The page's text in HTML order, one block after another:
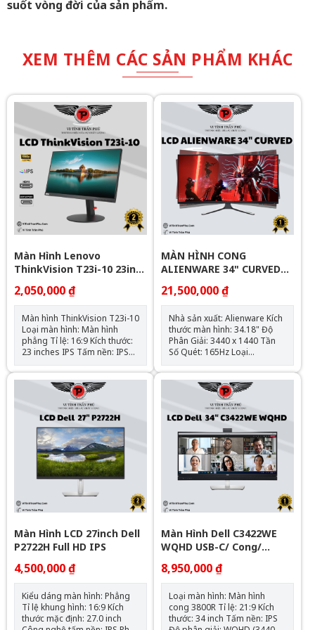
suốt vòng đời của sản phẩm.
XEM THÊM CÁC SẢN PHẨM KHÁC
Màn Hình Lenovo
ThinkVision T23i-10 23in
2,050,000 ₫
Màn hình ThinkVision T23i-10
Loại màn hình: Màn hình
phẳng Tỉ lệ: 16:9 Kích thước:
23 inches IPS Tấm nền: IPS
Độ phân giải: FHD (1920 x
1080) Tốc độ làm mới: 60Hz
Thời gian phản hồi: 4/6/14
Cổng kết nối: HDMI, VGA,
DisplayPort Góc
Nhìn: Ngang: 178° - Dọc: 178°
MÀN HÌNH CONG
ALIENWARE 34" CURVED
QD-OLED GAMING
MONITOR AW3423DWF
165HZ
21,500,000 ₫
Nhà sản xuất: Alienware Kích
thước màn hình: 34.18" Độ
Phân Giải: 3440 x 1440 Tần
Số Quét: 165Hz Loại
panel: QD-OLED Tỷ Lệ: 21:9
Màu Sắc: Đen Độ sáng: 1000
x 178° Ngang Đầu vào : 1x
HDMI; 2x DisplayPort 1.4 Bậc
HDR: HDR 400 Bán kính cong
: 1800R
Màn Hình LCD 27inch Dell
P2722H Full HD IPS
4,500,000 ₫
Kiểu dáng màn hình: Phẳng
Tỉ lệ khung hình: 16:9 Kích
thước mặc định: 27.0 inch
Màn Hình Dell C3422WE
WQHD USB-C/ Cong/
Webca/ Loa (34Inch/
UWQHD (3440x1440)/
60HZ/ IPS)
8,950,000 ₫
Loại màn hình: Màn hình
cong 3800R Tỉ lệ: 21:9 Kích
thước: 34 inch Tấm nền: IPS